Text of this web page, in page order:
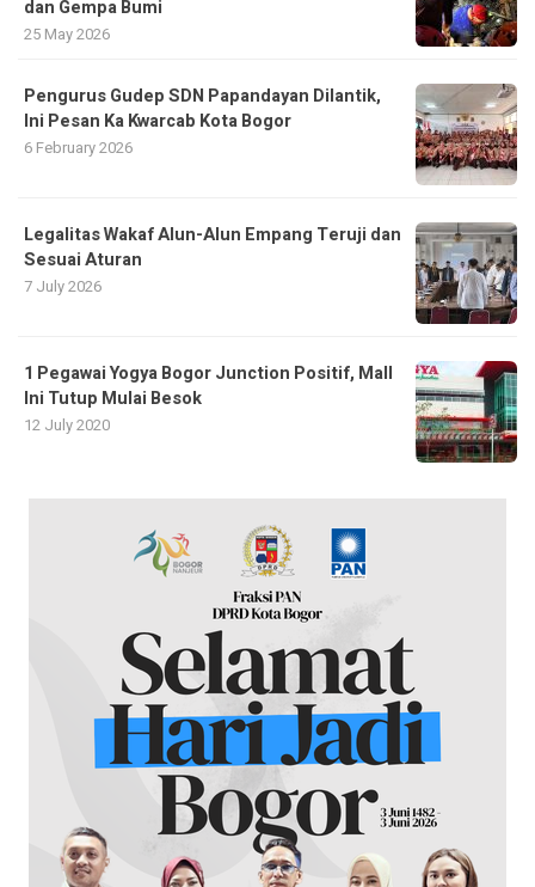
dan Gempa Bumi
25 May 2026
Pengurus Gudep SDN Papandayan Dilantik,
Ini Pesan Ka Kwarcab Kota Bogor
6 February 2026
Legalitas Wakaf Alun-Alun Empang Teruji dan
Sesuai Aturan
7 July 2026
1 Pegawai Yogya Bogor Junction Positif, Mall
Ini Tutup Mulai Besok
12 July 2020